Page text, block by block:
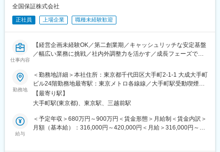
・M&A支援（DD、PMI）
・制度（会計基準、税制等）改正対応
・新規取引の会計処理検討
■採用背景
M＆Aを含めた事業拡大のため、事前に組織体制を整備しておくた
めの増員。
プを牽引いただける方を募集します。
■魅力ポイント
・経営層と距離が近い
・チーム・他部署のメンバーと協力をしながら日々業務にあたれ
る
全国保証株式会社
正社員 上場企業 職種未経験歓迎
仕事内容
【経営企画未経験OK／第二創業期／キャッシュリッチな安定基盤
／幅広い業務に挑戦／社内外調整力を活かす／成長フェーズでキ
住宅ローンプラットフォーマーを目指す当社の中期経営計画に沿
い、M&AやCVC投資を含む成長戦略を推進中。
■採用背景
グループ会社管理、資金運用、M&A対応、CVC投資など多様な業
務を担う中、現状4名体制で人員不足。体制強化のための増員募集
です。
勤務地
＜勤務地詳細＞本社住所：東京都千代田区大手町2-1-1 大成大手町
ビル24階勤務地最寄駅：東京メトロ各線線／大手町駅受動喫煙対
策：屋内全面禁煙変更の範囲：会社の定める事業所
【最寄り駅】
大手町駅(東京都)、東京駅、三越前駅
給与
＜予定年収＞680万円～900万円＜賃金形態＞月給制＜賃金内訳＞
月額（基本給）：316,000円～420,000円＜月給＞316,000円～